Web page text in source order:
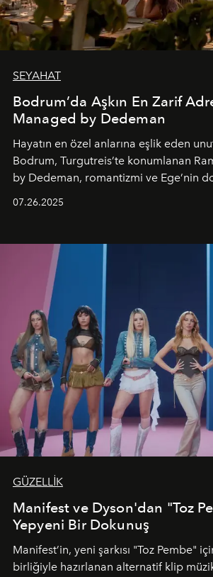
SEYAHAT
Bodrum’da Aşkın En Zarif
Managed by Dedeman
Hayatın en özel anlarına eşlik eden
Bodrum, Turgutreis’te konumlanan
by Dedeman, romantizmi ve Ege’nin
07.26.2025
GÜZELLİK
Manifest ve Dyson'dan "Toz
Yepyeni Bir Dokunuş
Manifest’in, yeni şarkısı "Toz Pembe"
birliğiyle hazırlanan alternatif klip